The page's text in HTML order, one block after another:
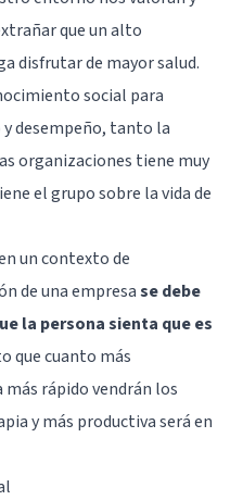
que un alto
disfrutar de mayor salud.
social para
desempeño, tanto la
organizaciones tiene muy
el grupo sobre la vida de
un contexto de
de una empresase debe
la persona sienta que es
que cuanto más
rápido vendrán los
y más productiva será en